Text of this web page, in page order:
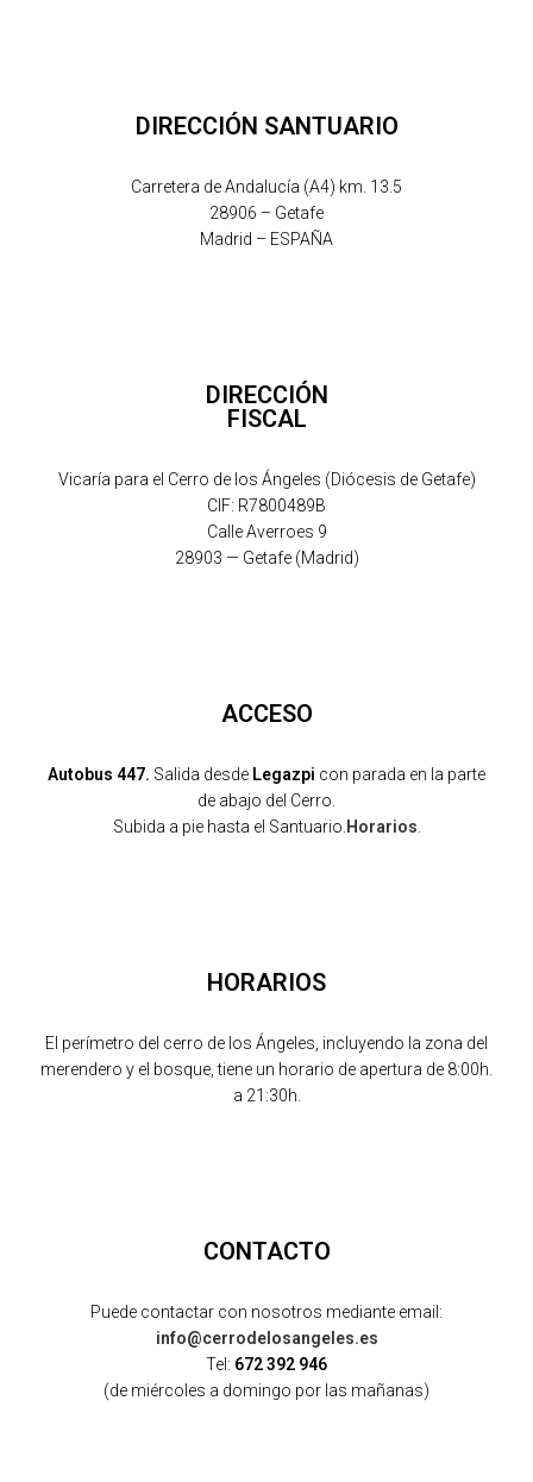
DIRECCIÓN SANTUARIO
Carretera de Andalucía (A4) km. 13.5
28906 – Getafe
Madrid – ESPAÑA
DIRECCIÓN
FISCAL
Vicaría para el Cerro de los Ángeles (Diócesis de Getafe)
CIF: R7800489B
Calle Averroes 9
28903 — Getafe (Madrid)
ACCESO
Autobus 447. Salida desde Legazpi con parada en la parte
de abajo del Cerro.
Subida a pie hasta el Santuario. Horarios
HORARIOS
El perímetro del cerro de los Ángeles, incluyendo la zona del
merendero y el bosque, tiene un horario de apertura de 8:00h.
a 21:30h.
CONTACTO
Puede contactar con nosotros mediante email:
info@cerrodelosangeles.es
Tel: 672 392 946
(de miércoles a domingo por las mañanas)